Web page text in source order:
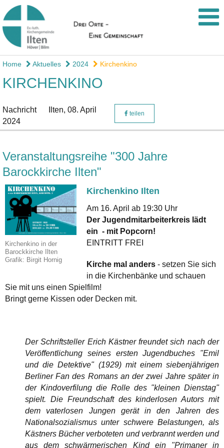
Home Aktuelles 2024 Kirchenkino
KIRCHENKINO
Nachricht Ilten, 08. April
2024
teilen
Veranstaltungsreihe "300 Jahre
Barockkirche Ilten"
Kirchenkino in der
Barockkirche Ilten
Grafik: Birgit Hornig
Kirchenkino Ilten
Am 16. April ab 19:30 Uhr
Der Jugendmitarbeiterkreis lädt
ein - mit Popcorn!
EINTRITT FREI
Kirche mal anders- setzen Sie sich
in die Kirchenbänke und schauen
Sie mit uns einen Spielfilm!
Bringt gerne Kissen oder Decken mit.
Der Schriftsteller Erich Kästner freundet sich nach der
Veröffentlichung seines ersten Jugendbuches "Emil
und die Detektive" (1929) mit einem siebenjährigen
Berliner Fan des Romans an der zwei Jahre später in
der Kindoverfilung die Rolle des "kleinen Dienstag"
spielt. Die Freundschaft des kinderlosen Autors mit
dem vaterlosen Jungen gerät in den Jahren des
Nationalsozialismus unter schwere Belastungen, als
Kästners Bücher verboteten und verbrannt werden und
aus dem schwärmerischen Kind ein "Primaner in